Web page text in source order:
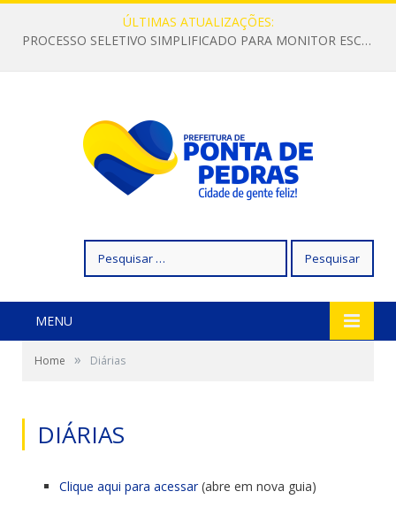
ÚLTIMAS ATUALIZAÇÕES:
PROCESSO SELETIVO SIMPLIFICADO PARA MONITOR ESCOLAR
por:
MENU
Home » Diárias
DIÁRIAS
Clique aqui para acessar(abre em nova guia)